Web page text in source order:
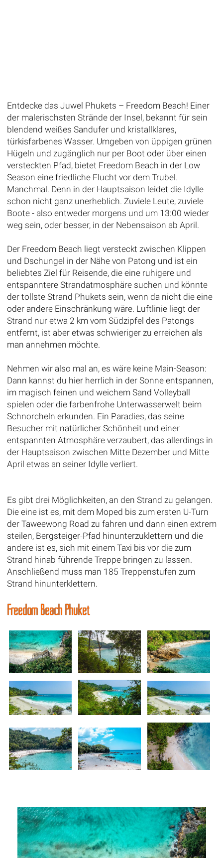
Entdecke das Juwel Phukets – Freedom Beach! Einer
der malerischsten Strände der Insel, bekannt für sein
blendend weißes Sandufer und kristallklares,
türkisfarbenes Wasser. Umgeben von üppigen grünen
Hügeln und zugänglich nur per Boot oder über einen
versteckten Pfad, bietet Freedom Beach in der Low
Season eine friedliche Flucht vor dem Trubel.
Manchmal. Denn in der Hauptsaison leidet die Idylle
schon nicht ganz unerheblich. Zuviele Leute, zuviele
Boote - also entweder morgens und um 13:00 wieder
weg sein, oder besser, in der Nebensaison ab April.
Der Freedom Beach liegt versteckt zwischen Klippen
und Dschungel in der Nähe von Patong und ist ein
beliebtes Ziel für Reisende, die eine ruhigere und
entspanntere Strandatmosphäre suchen und könnte
der tollste Strand Phukets sein, wenn da nicht die eine
oder andere Einschränkung wäre. Luftlinie liegt der
Strand nur etwa 2 km vom Südzipfel des Patongs
entfernt, ist aber etwas schwieriger zu erreichen als
man annehmen möchte.
Nehmen wir also mal an, es wäre keine Main-Season:
Dann kannst du hier herrlich in der Sonne entspannen,
im magisch feinen und weichem Sand Volleyball
spielen oder die farbenfrohe Unterwasserwelt beim
Schnorcheln erkunden. Ein Paradies, das seine
Besucher mit natürlicher Schönheit und einer
entspannten Atmosphäre verzaubert, das allerdings in
der Hauptsaison zwischen Mitte Dezember und Mitte
April etwas an seiner Idylle verliert.
Es gibt drei Möglichkeiten, an den Strand zu gelangen.
Die eine ist es, mit dem Moped bis zum ersten U-Turn
der Taweewong Road zu fahren und dann einen extrem
steilen, Bergsteiger-Pfad hinunterzuklettern und die
andere ist es, sich mit einem Taxi bis vor die zum
Strand hinab führende Treppe bringen zu lassen.
Anschließend muss man 185 Treppenstufen zum
Strand hinunterklettern.
Freedom Beach Phuket